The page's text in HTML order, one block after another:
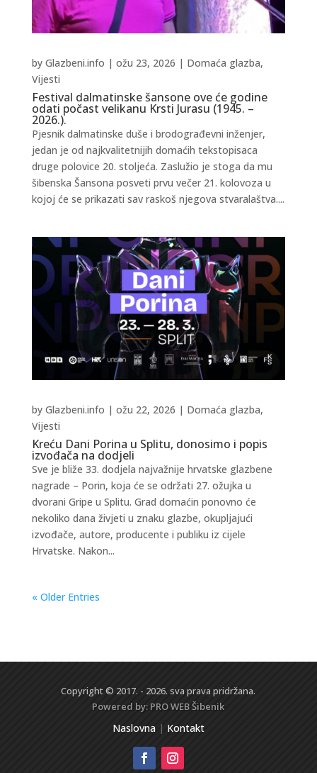
Festival dalmatinske šansone ove će godine
odati počast velikanu Krsti Jurasu (1945. –
2026.).
by Glazbeni.info | ožu 23, 2026 | Domaća glazba,
Vijesti
Pjesnik dalmatinske duše i brodograđevni inženjer,
jedan je od najkvalitetnijih domaćih tekstopisaca
druge polovice 20. stoljeća. Zaslužio je stoga da mu
šibenska Šansona posveti prvu večer 21. kolovoza u
kojoj će se prikazati sav raskoš njegova stvaralaštva....
Kreću Dani Porina u Splitu, donosimo i popis
izvođača na dodjeli
by Glazbeni.info | ožu 22, 2026 | Domaća glazba,
Vijesti
Sve je bliže 33. dodjela najvažnije hrvatske glazbene
nagrade – Porin, koja će se održati 27. ožujka u
dvorani Gripe u Splitu. Grad domaćin ponovno će
nekoliko dana živjeti u znaku glazbe, okupljajući
izvođače, autore, producente i publiku iz cijele
Hrvatske. Nakon...
« Older Entries
Copyright © 2017. - 2026. sva prava pridržana.
Powered by: PRO WEBŠibenik
Naslovna| Kontakt